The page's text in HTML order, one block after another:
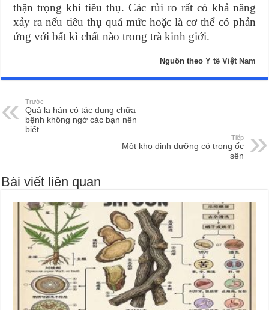
thận trọng khi tiêu thụ. Các rủi ro rất có khả năng
xảy ra nếu tiêu thụ quá mức hoặc là cơ thể có phản
ứng với bất kì chất nào trong trà kinh giới.
Nguồn theo Y tế Việt Nam
Trước
Quả la hán có tác dụng chữa
bệnh không ngờ các bạn nên
biết
Tiếp
Một kho dinh dưỡng có trong ốc
sên
Bài viết liên quan